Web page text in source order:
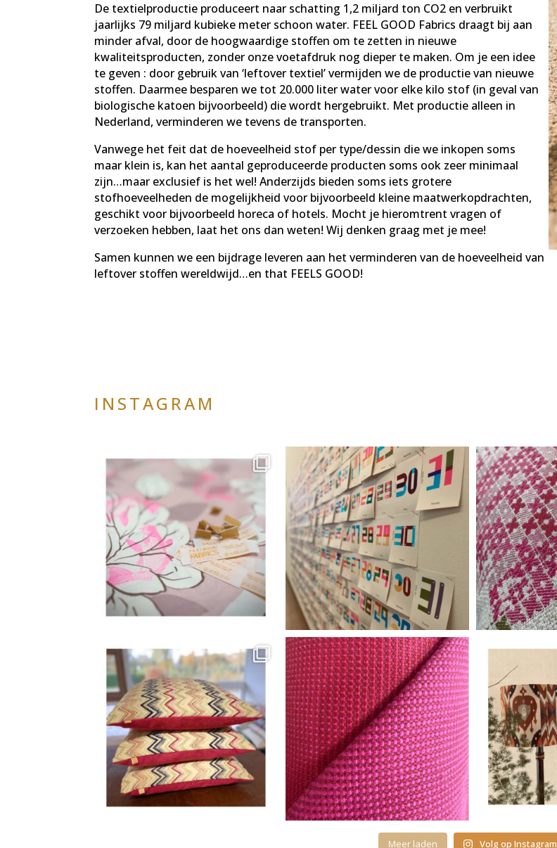
De textielproductie produceert naar schatting 1,2 miljard ton CO2 en verbruikt
jaarlijks 79 miljard kubieke meter schoon water. FEEL GOOD Fabrics draagt bij aan
minder afval, door de hoogwaardige stoffen om te zetten in nieuwe
kwaliteitsproducten, zonder onze voetafdruk nog dieper te maken. Om je een idee
te geven : door gebruik van ‘leftover textiel’ vermijden we de productie van nieuwe
stoffen. Daarmee besparen we tot 20.000 liter water voor elke kilo stof (in geval van
biologische katoen bijvoorbeeld) die wordt hergebruikt. Met productie alleen in
Nederland, verminderen we tevens de transporten.
Vanwege het feit dat de hoeveelheid stof per type/dessin die we inkopen soms
maar klein is, kan het aantal geproduceerde producten soms ook zeer minimaal
zijn…maar exclusief is het wel! Anderzijds bieden soms iets grotere
stofhoeveelheden de mogelijkheid voor bijvoorbeeld kleine maatwerkopdrachten,
geschikt voor bijvoorbeeld horeca of hotels. Mocht je hieromtrent vragen of
verzoeken hebben, laat het ons dan weten! Wij denken graag met je mee!
Samen kunnen we een bijdrage leveren aan het verminderen van de hoeveelheid van
leftover stoffen wereldwijd…en that FEELS GOOD!
INSTAGRAM
Meer laden Volg op Instagram